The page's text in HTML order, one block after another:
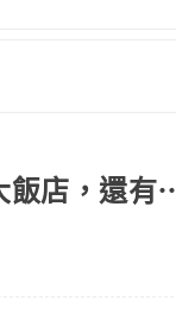
房型，更重要的
現象，便有可能
工電話與飯店確
都值得推薦。
離開火車站，是
飯店，還有